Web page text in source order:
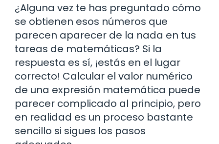
¿Alguna vez te has preguntado cómo
se obtienen esos números que
parecen aparecer de la nada en tus
tareas de matemáticas? Si la
respuesta es sí, ¡estás en el lugar
correcto! Calcular el valor numérico
de una expresión matemática puede
parecer complicado al principio, pero
en realidad es un proceso bastante
sencillo si sigues los pasos